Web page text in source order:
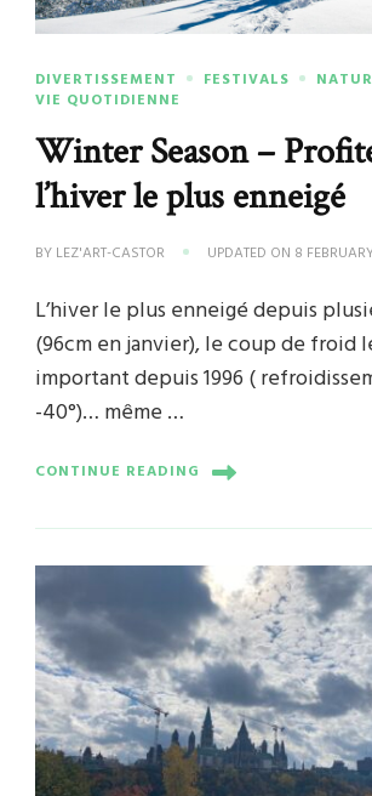
DIVERTISSEMENT FESTIVALS
VIE QUOTIDIENNE
Winter Season –
l’hiver le plus enneigé
BY LEZ'ART-CASTOR UPDATED ON 8
L’hiver le plus enneigé depuis
(96cm en janvier), le coup de froid
important depuis 1996 (
-40°)… même …
CONTINUE READING